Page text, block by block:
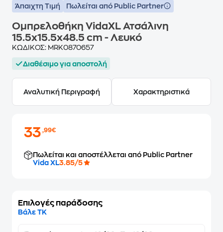
Άπαιχτη Τιμή Πωλείται από Public Partner
Ομπρελοθήκη VidaXL Ατσάλινη
15.5x15.5x48.5 cm - Λευκό
ΚΩΔΙΚΟΣ: MRK0870657
Διαθέσιμο για αποστολή
Αναλυτική Περιγραφή Χαρακτηριστικά
33,99€
Πωλείται και αποστέλλεται από Public Partner
Vida XL3.85/5
Επιλογές παράδοσης
Βάλε ΤΚ